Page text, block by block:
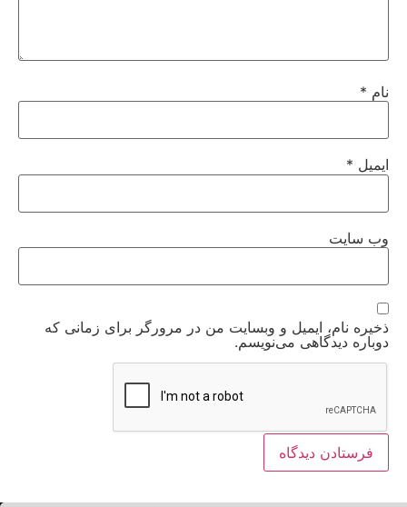
نام *
ایمیل *
وب‌ سایت
ذخیره نام، ایمیل و وبسایت من در مرورگر برای زمانی که
دوباره دیدگاهی می‌نویسم.